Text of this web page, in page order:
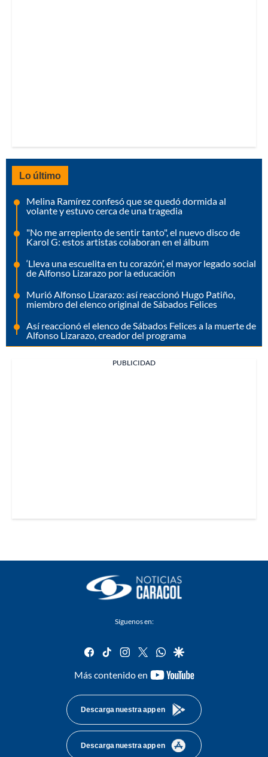
Lo último
Melina Ramírez confesó que se quedó dormida al
volante y estuvo cerca de una tragedia
"No me arrepiento de sentir tanto", el nuevo disco de
Karol G: estos artistas colaboran en el álbum
‘Lleva una escuelita en tu corazón’, el mayor legado social
de Alfonso Lizarazo por la educación
Murió Alfonso Lizarazo: así reaccionó Hugo Patiño,
miembro del elenco original de Sábados Felices
Así reaccionó el elenco de Sábados Felices a la muerte de
Alfonso Lizarazo, creador del programa
PUBLICIDAD
Síguenos en:
facebook
tiktok instagram
twitterwhatsapp
google
Más contenido en
youtube-
Descarga nuestra app en
Descarga nuestra app en